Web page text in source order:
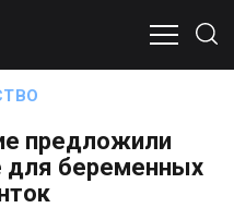
В
предложили
для беременных